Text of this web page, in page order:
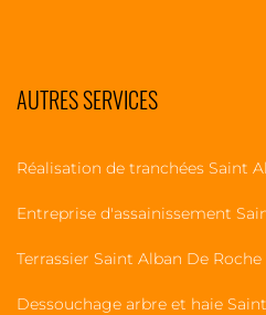
AUTRES SERVICES
Réalisation de tranchées Saint
Entreprise d'assainissement
Terrassier Saint Alban De Roche
Dessouchage arbre et haie